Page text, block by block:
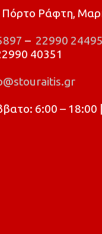
Ράφτη,
– 22990 24495
40351
6:00 – 18:00